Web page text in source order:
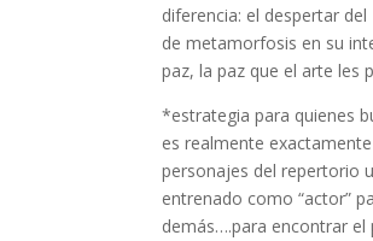
diferencia: el despertar
de metamorfosis en su
paz, la paz que el arte les
*estrategia para quienes
es realmente
personajes del repertorio
entrenado como “actor”
demás….para encontrar el